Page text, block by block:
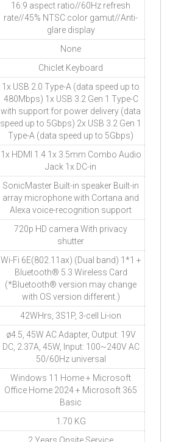
16:9 aspect ratio//60Hz refresh
rate//45% NTSC color gamut//Anti-
glare display
None
Chiclet Keyboard
1x USB 2.0 Type-A (data speed up to
480Mbps) 1x USB 3.2 Gen 1 Type-C
with support for power delivery (data
speed up to 5Gbps) 2x USB 3.2 Gen 1
Type-A (data speed up to 5Gbps)
1x HDMI 1.4 1x 3.5mm Combo Audio
Jack 1x DC-in
SonicMaster Built-in speaker Built-in
array microphone with Cortana and
Alexa voice-recognition support
720p HD camera With privacy
shutter
Wi-Fi 6E(802.11ax) (Dual band) 1*1 +
Bluetooth® 5.3 Wireless Card
(*Bluetooth® version may change
with OS version different.)
42WHrs, 3S1P, 3-cell Li-ion
ø4.5, 45W AC Adapter, Output: 19V
DC, 2.37A, 45W, Input: 100~240V AC
50/60Hz universal
Windows 11 Home + Microsoft
Office Home 2024 + Microsoft 365
Basic
1.70 KG